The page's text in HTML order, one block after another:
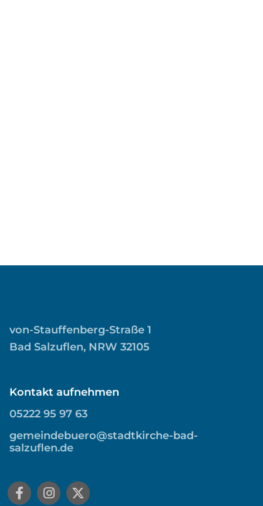
von-Stauffenberg-Straße 1
Bad Salzuflen, NRW 32105
Kontakt aufnehmen
05222 95 97 63
gemeindebuero@stadtkirche-bad-
salzuflen.de